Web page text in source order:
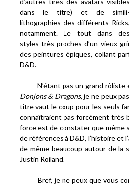
dans le titre) et de simili-
lithographies des différents Ricks,
notamment. Le tout dans des
styles très proches d’un vieux
des peintures épiques, collant
D&D.
N’étant pas un grand rôliste
Donjons & Dragons, je ne peux
titre vaut le coup pour les seuls
connaîtraient pas forcément très
force est de constater que même
de références à D&D, l’histoire et
de même beaucoup autour de la
Justin Roiland.
Bref, je ne peux que vous